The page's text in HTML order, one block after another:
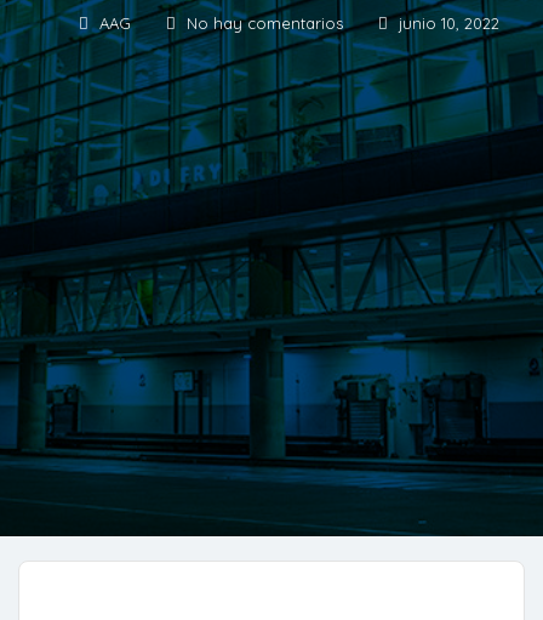
AAG No hay comentarios junio 10, 2022